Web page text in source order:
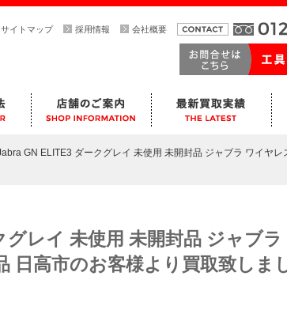
サイトマップ 採用情報 会社概要
GN ELITE3 ダークグレイ 未使用 未開封品 ジャブラ ワイヤレ
レイ 未使用 未開封品 ジャブ
日高市のお客様より買取致しま